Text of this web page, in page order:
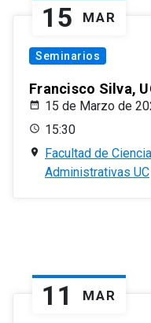
15 MAR
Seminarios
Francisco Silva,
15 de Marzo de
15:30
Facultad de
Administrativas UC
11 MAR